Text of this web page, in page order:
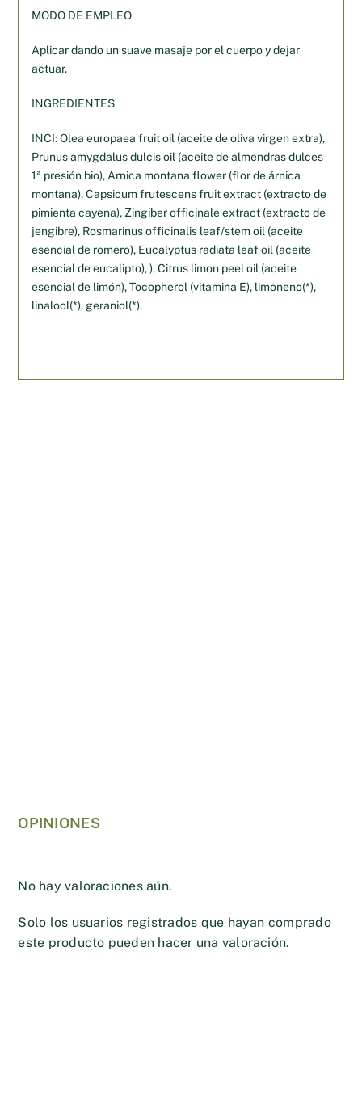
MODO DE EMPLEO
Aplicar dando un suave masaje por el cuerpo y dejar
actuar.
INGREDIENTES
INCI: Olea europaea fruit oil (aceite de oliva virgen extra),
Prunus amygdalus dulcis oil (aceite de almendras dulces
1ª presión bio), Arnica montana flower (flor de árnica
montana), Capsicum frutescens fruit extract (extracto de
pimienta cayena), Zingiber officinale extract (extracto de
jengibre), Rosmarinus officinalis leaf/stem oil (aceite
esencial de romero), Eucalyptus radiata leaf oil (aceite
esencial de eucalipto), ), Citrus limon peel oil (aceite
esencial de limón), Tocopherol (vitamina E), limoneno(*),
linalool(*), geraniol(*).
OPINIONES
No hay valoraciones aún.
Solo los usuarios registrados que hayan comprado
este producto pueden hacer una valoración.